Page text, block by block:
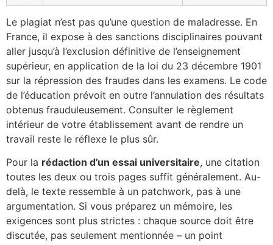
Le plagiat n’est pas qu’une question de maladresse. En
France, il expose à des sanctions disciplinaires pouvant
aller jusqu’à l’exclusion définitive de l’enseignement
supérieur, en application de la loi du 23 décembre 1901
sur la répression des fraudes dans les examens. Le code
de l’éducation prévoit en outre l’annulation des résultats
obtenus frauduleusement. Consulter le règlement
intérieur de votre établissement avant de rendre un
travail reste le réflexe le plus sûr.
Pour la rédaction d’un essai universitaire, une citation
toutes les deux ou trois pages suffit généralement. Au-
delà, le texte ressemble à un patchwork, pas à une
argumentation. Si vous préparez un mémoire, les
exigences sont plus strictes : chaque source doit être
discutée, pas seulement mentionnée – un point